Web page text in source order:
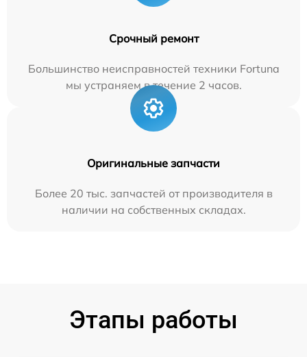
Срочный ремонт
Большинство неисправностей техники Fortuna
мы устраняем в течение 2 часов.
Оригинальные запчасти
Более 20 тыс. запчастей от производителя в
наличии на собственных складах.
Этапы работы